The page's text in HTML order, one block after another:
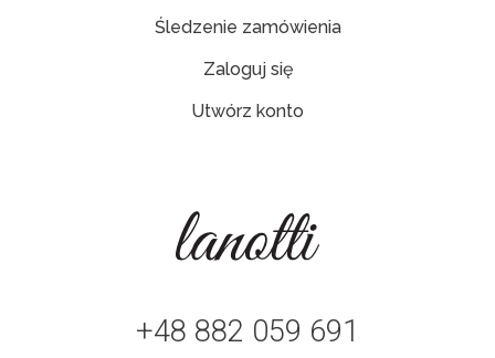
Śledzenie zamówienia
Zaloguj się
Utwórz konto
+48 882 059 691